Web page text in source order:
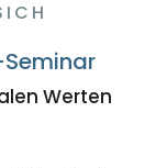
Werten